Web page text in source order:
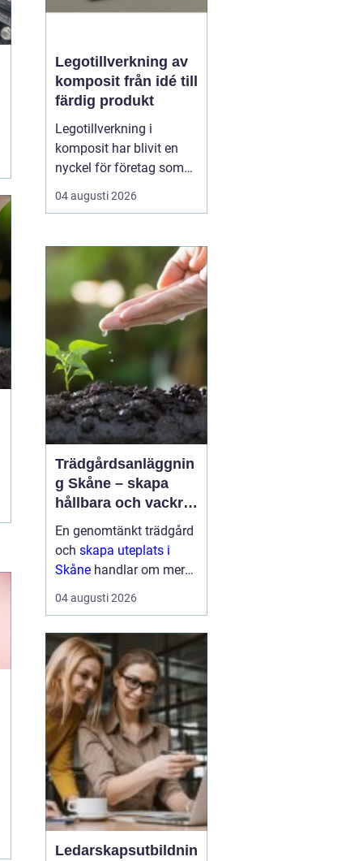
Legotillverkning av
komposit från idé till
färdig produkt
Legotillverkning i
komposit har blivit en
nyckel för företag som
vill kombinera låg vikt,
hög hållfasthet och stor
stället för att bygga upp
egen produktion kan du
samarbeta med en
specialist som tar
04 augusti 2026
Trädgårdsanläggnin
g Skåne – skapa
hållbara och vackra
utemiljöer året runt
En genomtänkt trädgård
och skapa uteplats i
Skåne handlar om mer
än gräsmatta och några
buskar. Klimatet, ...
04 augusti 2026
Ledarskapsutbildnin